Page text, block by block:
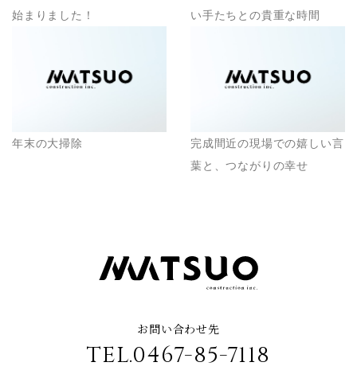
始まりました！
い手たちとの貴重な時間
年末の大掃除
完成間近の現場での嬉しい言
葉と、つながりの幸せ
お問い合わせ先
TEL.0467-85-7118